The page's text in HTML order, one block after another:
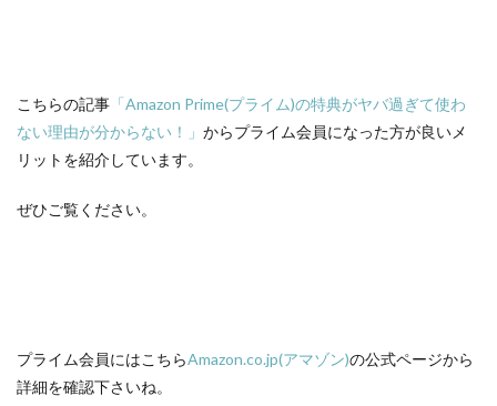
こちらの記事 「Amazon Prime(プライム)の特典がヤバ過ぎて使わ
ない理由が分からない！」 からプライム会員になった方が良いメ
リットを紹介しています。
ぜひご覧ください。
プライム会員にはこちらAmazon.co.jp(アマゾン)の公式ページから
詳細を確認下さいね。